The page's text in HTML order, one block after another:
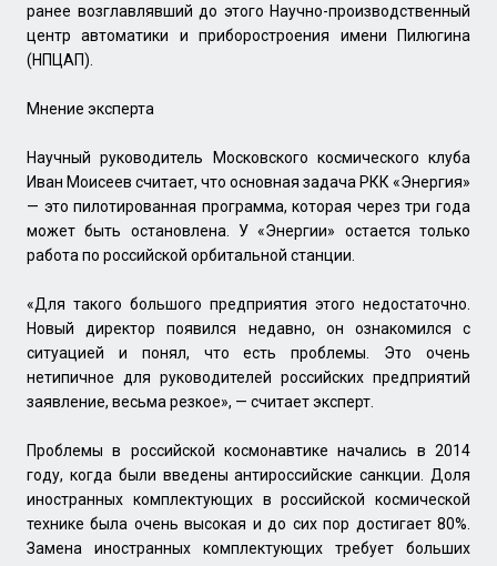
ранее возглавлявший до этого Научно-производственный
центр автоматики и приборостроения имени Пилюгина
(НПЦАП).
Мнение эксперта
Научный руководитель Московского космического клуба
Иван Моисеев считает, что основная задача РКК «Энергия»
— это пилотированная программа, которая через три года
может быть остановлена. У «Энергии» остается только
работа по российской орбитальной станции.
«Для такого большого предприятия этого недостаточно.
Новый директор появился недавно, он ознакомился с
ситуацией и понял, что есть проблемы. Это очень
нетипичное для руководителей российских предприятий
заявление, весьма резкое», — считает эксперт.
Проблемы в российской космонавтике начались в 2014
году, когда были введены антироссийские санкции. Доля
иностранных комплектующих в российской космической
технике была очень высокая и до сих пор достигает 80%.
Замена иностранных комплектующих требует больших